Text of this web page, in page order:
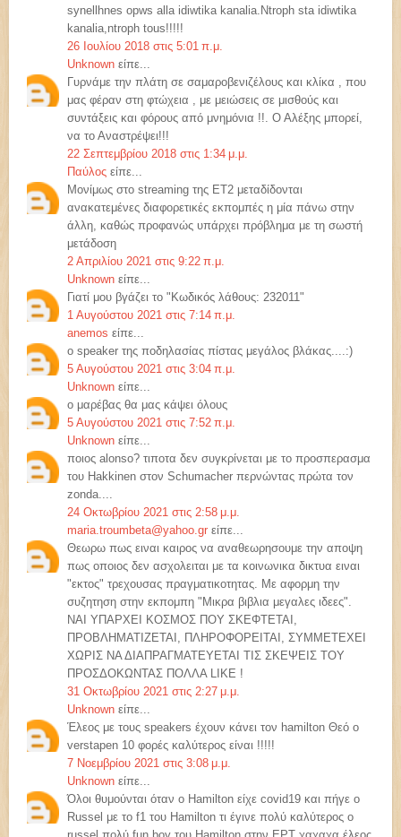
synellhnes opws alla idiwtika kanalia.Ntroph sta idiwtika
kanalia,ntroph tous!!!!!
26 Ιουλίου 2018 στις 5:01 π.μ.
Unknown είπε...
Γυρνάμε την πλάτη σε σαμαροβενιζέλους και κλίκα , που
μας φέραν στη φτώχεια , με μειώσεις σε μισθούς και
συντάξεις και φόρους από μνημόνια !!. Ο Αλέξης μπορεί,
να το Αναστρέψει!!!
22 Σεπτεμβρίου 2018 στις 1:34 μ.μ.
Παύλος είπε...
Μονίμως στο streaming της ΕΤ2 μεταδίδονται
ανακατεμένες διαφορετικές εκπομπές η μία πάνω στην
άλλη, καθώς προφανώς υπάρχει πρόβλημα με τη σωστή
μετάδοση
2 Απριλίου 2021 στις 9:22 π.μ.
Unknown είπε...
Γιατί μου βγάζει το "Κωδικός λάθους: 232011"
1 Αυγούστου 2021 στις 7:14 π.μ.
anemos είπε...
o speaker της ποδηλασίας πίστας μεγάλος βλάκας....:)
5 Αυγούστου 2021 στις 3:04 π.μ.
Unknown είπε...
ο μαρέβας θα μας κάψει όλους
5 Αυγούστου 2021 στις 7:52 π.μ.
Unknown είπε...
ποιος alonso? τιποτα δεν συγκρίνεται με το προσπερασμα
του Ηakkinen στον Schumacher περνώντας πρώτα τον
zonda....
24 Οκτωβρίου 2021 στις 2:58 μ.μ.
maria.troumbeta@yahoo.gr είπε...
Θεωρω πως ειναι καιρος να αναθεωρησουμε την αποψη
πως οποιος δεν ασχολειται με τα κοινωνικα δικτυα ειναι
"εκτος" τρεχουσας πραγματικοτητας. Με αφορμη την
συζητηση στην εκπομπη "Μικρα βιβλια μεγαλες ιδεες".
ΝΑΙ ΥΠΑΡΧΕΙ ΚΟΣΜΟΣ ΠΟΥ ΣΚΕΦΤΕΤΑΙ,
ΠΡΟΒΛΗΜΑΤΙΖΕΤΑΙ, ΠΛΗΡΟΦΟΡΕΙΤΑΙ, ΣΥΜΜΕΤΕΧΕΙ
ΧΩΡΙΣ ΝΑ ΔΙΑΠΡΑΓΜΑΤΕΥΕΤΑΙ ΤΙΣ ΣΚΕΨΕΙΣ ΤΟΥ
ΠΡΟΣΔΟΚΩΝΤΑΣ ΠΟΛΛΑ LIKΕ !
31 Οκτωβρίου 2021 στις 2:27 μ.μ.
Unknown είπε...
Έλεος με τους speakers έχουν κάνει τον hamilton Θεό ο
verstapen 10 φορές καλύτερος είναι !!!!!
7 Νοεμβρίου 2021 στις 3:08 μ.μ.
Unknown είπε...
Όλοι θυμούνται όταν ο Hamilton είχε covid19 και πήγε ο
Russel με το f1 του Hamilton τι έγινε πολύ καλύτερος ο